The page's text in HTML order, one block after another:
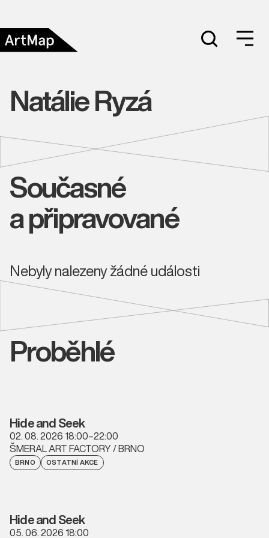
Natálie Ryzá
Současné
a připravované
Nebyly nalezeny žádné události
Proběhlé
Hide and Seek
02. 08. 2026 18:00–22:00
ŠMERAL ART FACTORY / BRNO
BRNO OSTATNÍ AKCE
Hide and Seek
05. 06. 2026 18:00